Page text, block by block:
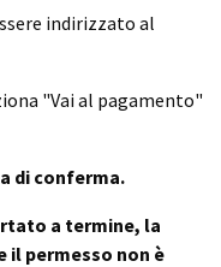
indirizzato al
"Vai al pagamento"
di conferma.
a termine, la
il permesso non è